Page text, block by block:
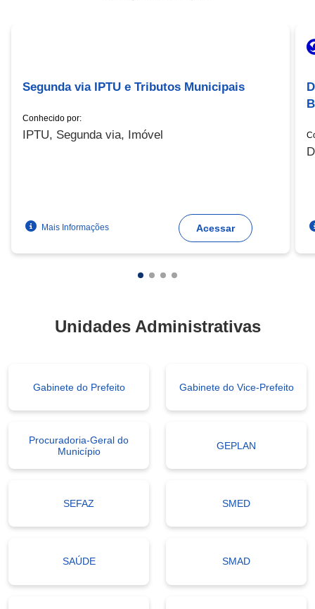
Segunda via IPTU e Tributos Municipais
Conhecido por:
IPTU, Segunda via, Imóvel
Mais Informações Acessar
Unidades Administrativas
Gabinete do Prefeito Gabinete do Vice-Prefeito
Procuradoria-Geral do
Município
GEPLAN
SEFAZ SMED
SAÚDE SMAD